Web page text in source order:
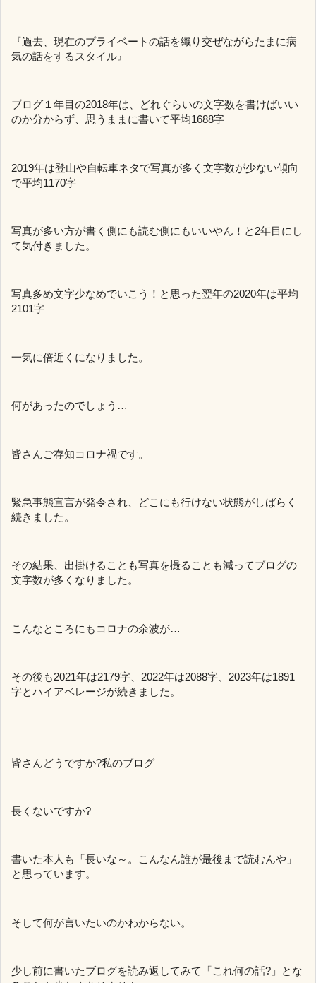
『過去、現在のプライベートの話を織り交ぜながらたまに病
気の話をするスタイル』
ブログ１年目の2018年は、どれぐらいの文字数を書けばいい
のか分からず、思うままに書いて平均1688字
2019年は登山や自転車ネタで写真が多く文字数が少ない傾向
で平均1170字
写真が多い方が書く側にも読む側にもいいやん！と2年目にし
て気付きました。
写真多め文字少なめでいこう！と思った翌年の2020年は平均
2101字
一気に倍近くになりました。
何があったのでしょう…
皆さんご存知コロナ禍です。
緊急事態宣言が発令され、どこにも行けない状態がしばらく
続きました。
その結果、出掛けることも写真を撮ることも減ってブログの
文字数が多くなりました。
こんなところにもコロナの余波が…
その後も2021年は2179字、2022年は2088字、2023年は1891
字とハイアベレージが続きました。
皆さんどうですか?私のブログ
長くないですか?
書いた本人も「長いな～。こんなん誰が最後まで読むんや」
と思っています。
そして何が言いたいのかわからない。
少し前に書いたブログを読み返してみて「これ何の話?」とな